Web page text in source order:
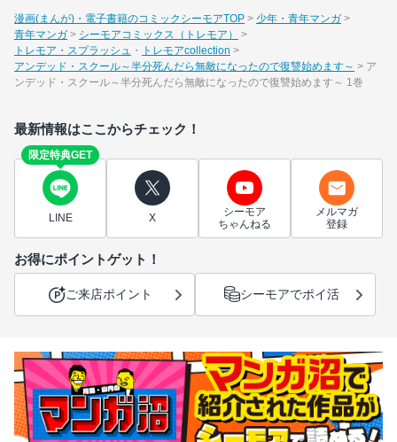
漫画(まんが)・電子書籍のコミックシーモアTOP
少年・青年マンガ
青年マンガ
シーモアコミックス（トレモア）
トレモア・スプラッシュ
トレモアcollection
アンデッド・スクール～半分死んだら無敵になったので復讐始めます～
ア
ンデッド・スクール～半分死んだら無敵になったので復讐始めます～ 1巻
最新情報はここからチェック！
限定特典GET
LINE X
シーモア
ちゃんねる
メルマガ
登録
お得にポイントゲット！
ご来店ポイント シーモアでポイ活